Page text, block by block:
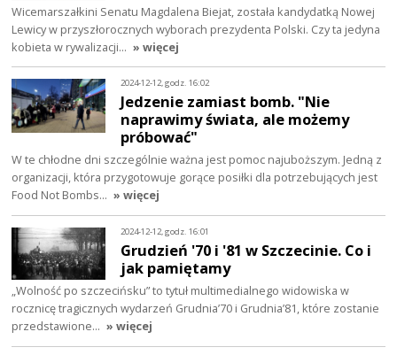
Wicemarszałkini Senatu Magdalena Biejat, została kandydatką Nowej
Lewicy w przyszłorocznych wyborach prezydenta Polski. Czy ta jedyna
kobieta w rywalizacji… » więcej
2024-12-12, godz. 16:02
Jedzenie zamiast bomb. "Nie
naprawimy świata, ale możemy
próbować"
W te chłodne dni szczególnie ważna jest pomoc najuboższym. Jedną z
organizacji, która przygotowuje gorące posiłki dla potrzebujących jest
Food Not Bombs… » więcej
2024-12-12, godz. 16:01
Grudzień '70 i '81 w Szczecinie. Co i
jak pamiętamy
„Wolność po szczecińsku” to tytuł multimedialnego widowiska w
rocznicę tragicznych wydarzeń Grudnia’70 i Grudnia’81, które zostanie
przedstawione… » więcej